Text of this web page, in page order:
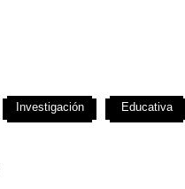
Investigación Educativa